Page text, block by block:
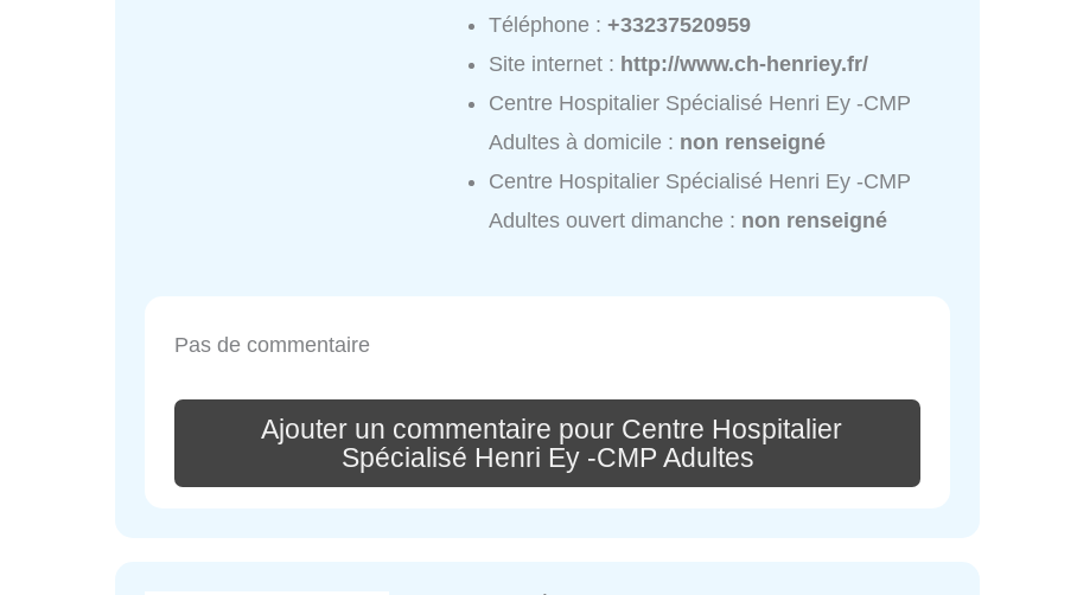
Téléphone :+33237520959
Site internet : http://www.ch-henriey.fr/
Centre Hospitalier Spécialisé Henri Ey -CMP
Adultes à domicile : non renseigné
Centre Hospitalier Spécialisé Henri Ey -CMP
Adultes ouvert dimanche : non renseigné
Pas de commentaire
Ajouter un commentaire pour Centre Hospitalier
Spécialisé Henri Ey -CMP Adultes